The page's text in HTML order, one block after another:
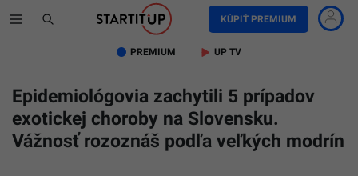
KÚPIŤ PREMIUM
PREMIUM UP TV
Epidemiológovia zachytili 5 prípadov
exotickej choroby na Slovensku.
Vážnosť rozoznáš podľa veľkých modrín